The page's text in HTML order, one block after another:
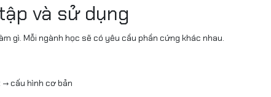
và sử dụng
gì. Mỗi ngành học sẽ có yêu cầu phần cứng khác nhau.
→ cấu hình cơ bản